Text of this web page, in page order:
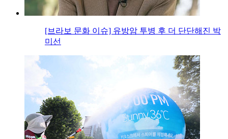
[브라보 문화 이슈] 유방암 투병 후 더 단단해진 박
미선